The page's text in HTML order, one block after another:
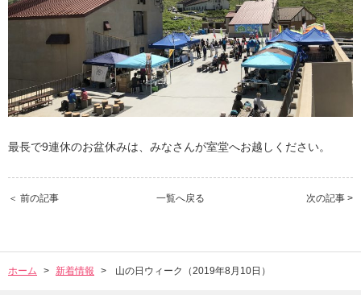
最長で9連休のお盆休みは、みなさんが室堂へお越しください。
一覧へ戻る
＜ 前の記事 次の記事 >
ホーム 新着情報 山の日ウィーク（2019年8月10日）